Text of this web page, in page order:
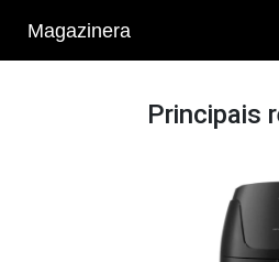
Magazinera
Principais